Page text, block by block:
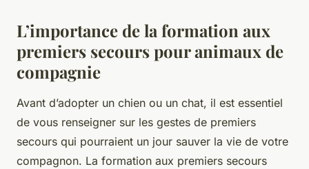
L’importance de la formation aux
premiers secours pour animaux de
compagnie
Avant d’adopter un chien ou un chat, il est essentiel
de vous renseigner sur les gestes de premiers
secours qui pourraient un jour sauver la vie de votre
compagnon. La formation aux premiers secours